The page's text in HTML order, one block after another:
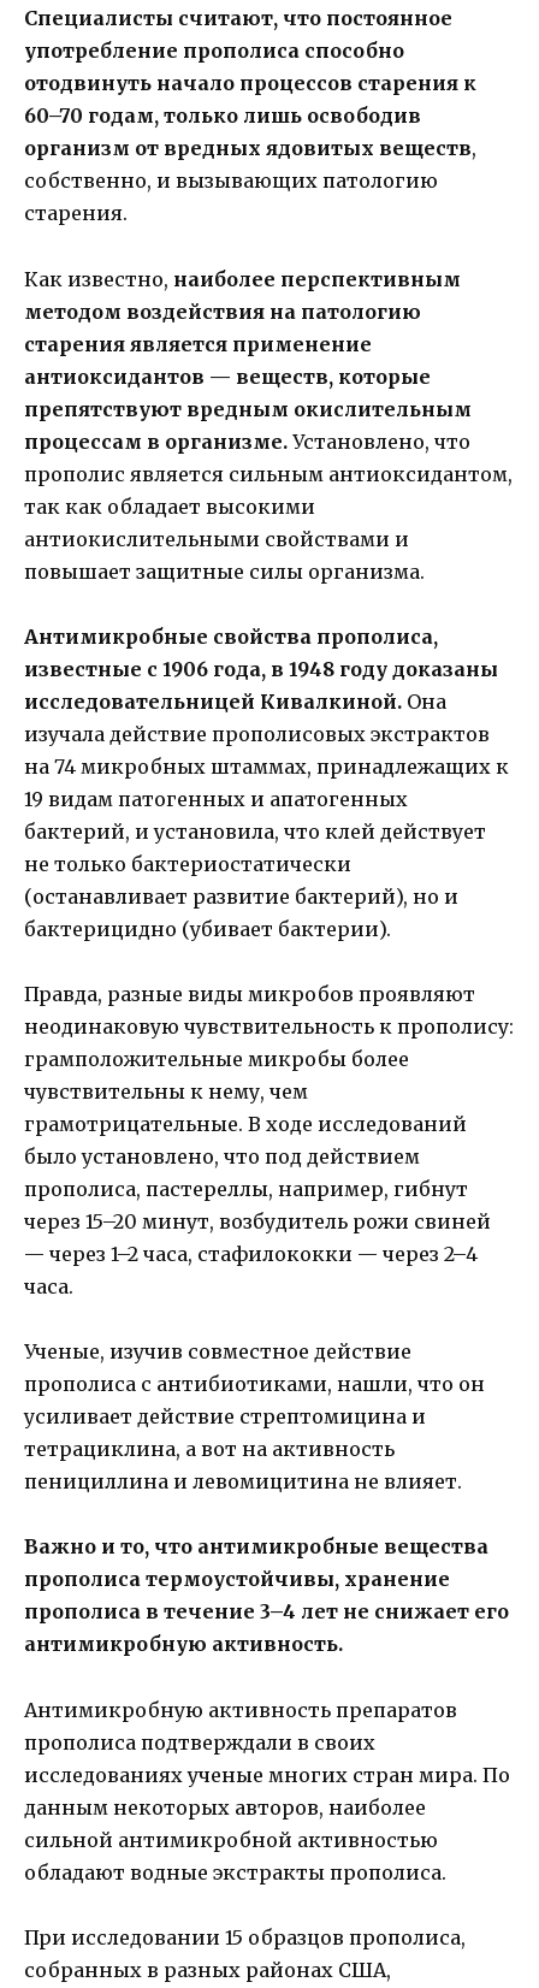
Специалисты считают, что постоянное
употребление прополиса способно
отодвинуть начало процессов старения к
60–70 годам, только лишь освободив
организм от вредных ядовитых веществ,
собственно, и вызывающих патологию
старения.
Как известно, наиболее перспективным
методом воздействия на патологию
старения является применение
антиоксидантов — веществ, которые
препятствуют вредным окислительным
процессам в организме. Установлено, что
прополис является сильным антиоксидантом,
так как обладает высокими
антиокислительными свойствами и
повышает защитные силы организма.
Антимикробные свойства прополиса,
известные с 1906 года, в 1948 году доказаны
исследовательницей Кивалкиной. Она
изучала действие прополисовых экстрактов
на 74 микробных штаммах, принадлежащих к
19 видам патогенных и апатогенных
бактерий, и установила, что клей действует
не только бактериостатически
(останавливает развитие бактерий), но и
бактерицидно (убивает бактерии).
Правда, разные виды микробов проявляют
неодинаковую чувствительность к прополису:
грамположительные микробы более
чувствительны к нему, чем
грамотрицательные. В ходе исследований
было установлено, что под действием
прополиса, пастереллы, например, гибнут
через 15–20 минут, возбудитель рожи свиней
— через 1–2 часа, стафилококки — через 2–4
часа.
Ученые, изучив совместное действие
прополиса с антибиотиками, нашли, что он
усиливает действие стрептомицина и
тетрациклина, а вот на активность
пенициллина и левомицитина не влияет.
Важно и то, что антимикробные вещества
прополиса термоустойчивы, хранение
прополиса в течение 3–4 лет не снижает его
антимикробную активность.
Антимикробную активность препаратов
прополиса подтверждали в своих
исследованиях ученые многих стран мира. По
данным некоторых авторов, наиболее
сильной антимикробной активностью
обладают водные экстракты прополиса.
При исследовании 15 образцов прополиса,
собранных в разных районах США,